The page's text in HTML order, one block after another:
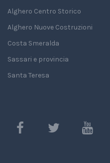
Alghero Centro Storico
Alghero Nuove Costruzioni
Costa Smeralda
Sassari e provincia
Santa Teresa